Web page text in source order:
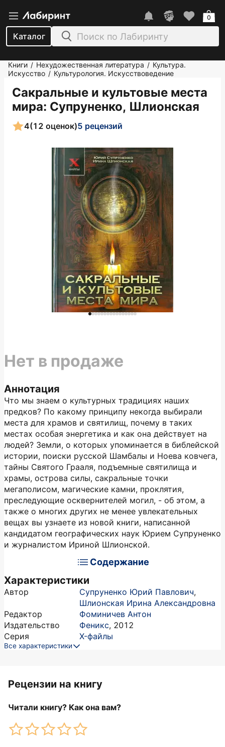
Каталог
0
Книги / Нехудожественная литература / Культура.
Искусство / Культурология. Искусствоведение
Сакральные и культовые места
мира: Супруненко, Шлионская
4(12 оценок)5 рецензий
Аннотация
Что мы знаем о культурных традициях наших
предков? По какому принципу некогда выбирали
места для храмов и святилищ, почему в таких
местах особая энергетика и как она действует на
людей? Земли, о которых упоминается в библейской
истории, поиски русской Шамбалы и Ноева ковчега,
тайны Святого Грааля, подъемные святилища и
храмы, острова силы, сакральные точки
мегаполисом, магические камни, проклятия,
преследующие осквернителей могил, - об этом, а
также о многих других не менее увлекательных
вещах вы узнаете из новой книги, написанной
кандидатом географических наук Юрием Супpyненко
и журналистом Ириной Шлионской.
Содержание
Характеристики
Автор Супруненко Юрий Павлович,
Шлионская Ирина Александровна
Редактор
Фоминичев Антон
Издательство
Феникс, 2012
Серия
X-файлы
Все характеристики
Нет в продаже
Рецензии на книгу
Читали книгу? Как она вам?